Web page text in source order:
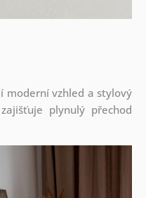
moderní vzhled a stylový
plynulý přechod